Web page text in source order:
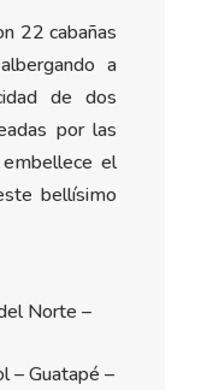
22 cabañas
a
de dos
por las
el
bellísimo
Norte –
– Guatapé –